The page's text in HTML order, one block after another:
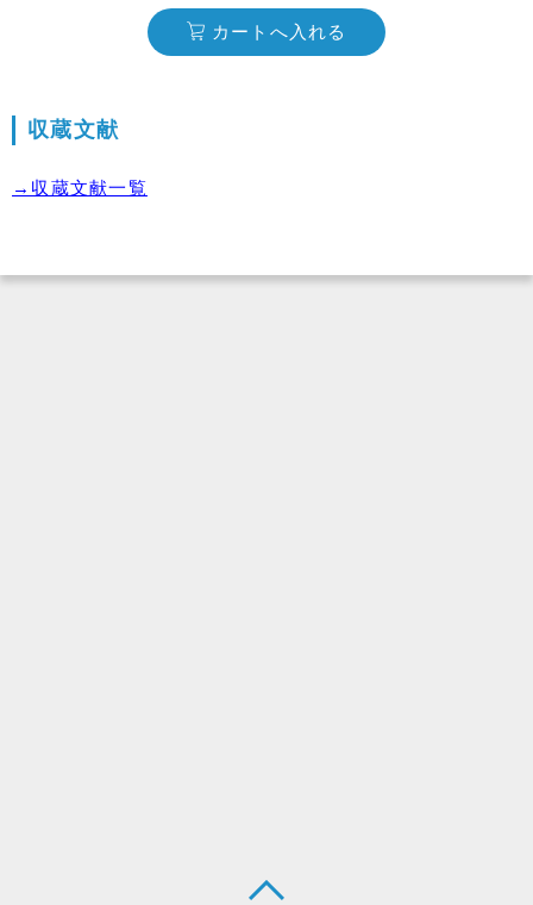
カートへ入れる
収蔵文献
→収蔵文献一覧